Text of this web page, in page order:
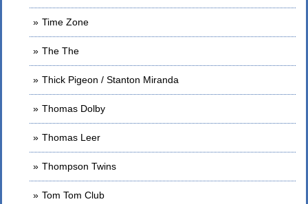
Time Zone
The The
Thick Pigeon / Stanton Miranda
Thomas Dolby
Thomas Leer
Thompson Twins
Tom Tom Club